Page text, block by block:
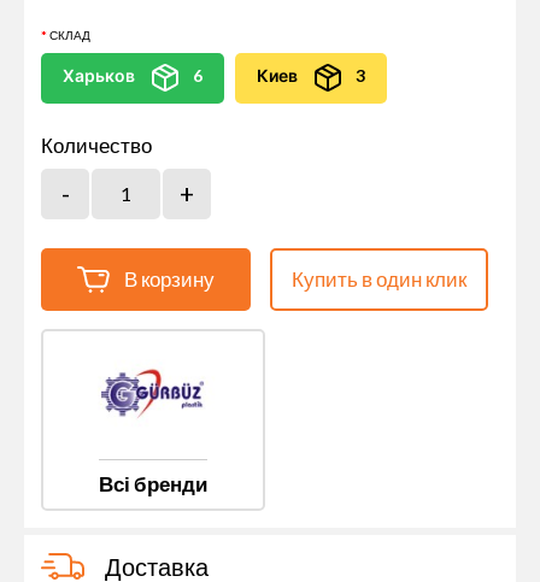
СКЛАД
Харьков 6 Киев 3
Количество
В корзину Купить в один клик
Всі бренди
Доставка